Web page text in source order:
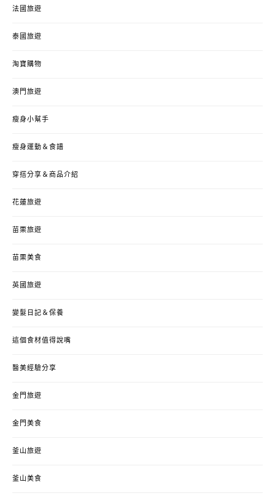
法國旅遊
泰國旅遊
淘寶購物
澳門旅遊
瘦身小幫手
瘦身運動＆食譜
穿搭分享＆商品介紹
花蓮旅遊
苗栗旅遊
苗栗美食
英國旅遊
變髮日記＆保養
這個食材值得說嘴
醫美經驗分享
金門旅遊
金門美食
釜山旅遊
釜山美食